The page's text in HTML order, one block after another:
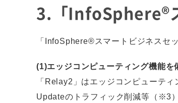
3.「InfoSphere®
「InfoSphere®スマートビジネスセ
(1)エッジコンピューティング機能
「Relay2」はエッジコンピューテ
Updateのトラフィック削減等（※3